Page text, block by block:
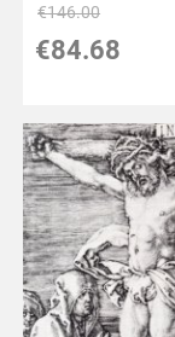
€146.00
€84.68